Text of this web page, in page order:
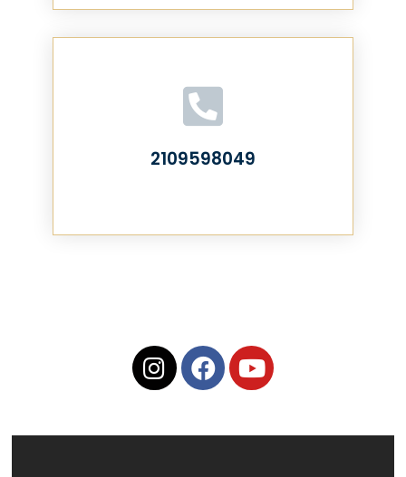
2109598049